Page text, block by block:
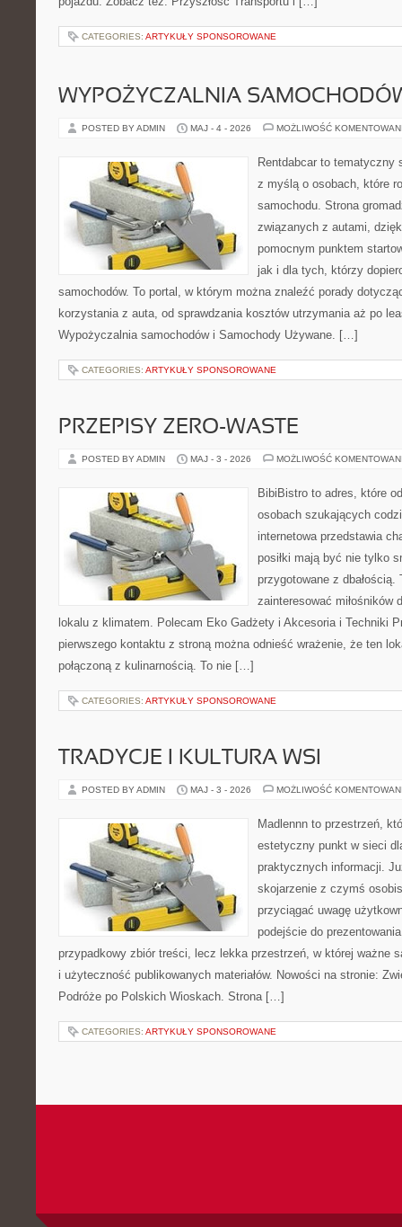
CATEGORIES: ARTYKUŁY SPONSOROWANE
WYPOŻYCZALNIA
POSTED BY ADMIN MAJ - 4 - 2026 MOŻLIWOŚĆ
Rentdabcar to tematyczny
z myślą o osobach, które
samochodu. Strona
związanych z autami,
pomocnym punktem
jak i dla tych, którzy
samochodów. To portal, w którym można znaleźć porady
korzystania z auta, od sprawdzania kosztów utrzymania aż po
Wypożyczalnia samochodów i Samochody Używane. […]
CATEGORIES: ARTYKUŁY SPONSOROWANE
PRZEPISY ZERO-WASTE
POSTED BY ADMIN MAJ - 3 - 2026 MOŻLIWOŚĆ
BibiBistro to adres, które
osobach szukających
internetowa przedstawia
posiłki mają być nie tylko
przygotowane z
zainteresować miłośników
lokalu z klimatem. Polecam Eko Gadżety i Akcesoria i Techniki
pierwszego kontaktu z stroną można odnieść wrażenie, że ten
połączoną z kulinarnością. To nie […]
CATEGORIES: ARTYKUŁY SPONSOROWANE
TRADYCJE I KULTURA WSI
POSTED BY ADMIN MAJ - 3 - 2026 MOŻLIWOŚĆ
Madlennn to przestrzeń,
estetyczny punkt w sieci
praktycznych informacji.
skojarzenie z czymś
przyciągać uwagę
podejście do
przypadkowy zbiór treści, lecz lekka przestrzeń, w której ważne
i użyteczność publikowanych materiałów. Nowości na stronie:
Podróże po Polskich Wioskach. Strona […]
CATEGORIES: ARTYKUŁY SPONSOROWANE